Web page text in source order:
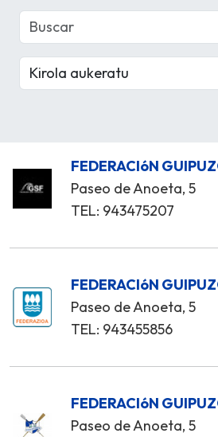
FEDERACIóN
Paseo de Anoeta, 5
TEL: 943475207
FEDERACIóN
Paseo de Anoeta, 5
TEL: 943455856
FEDERACIóN
Paseo de Anoeta, 5